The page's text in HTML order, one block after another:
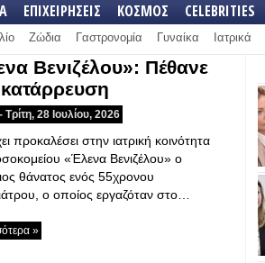
ΕΠΙΧΕΙΡΗΣΕΙΣ ΚΟΣΜΟΣ CELEBRITIES
Ζώδια Γαστρονομία Γυναίκα Ιατρικά
Βενιζέλου»: Πέθανε
28 Ιουλίου, 2026
προκαλέσει στην ιατρική κοινότητα
«Έλενα Βενιζέλου» ο
θάνατος ενός 55χρονου
ο οποίος εργαζόταν στο…
»